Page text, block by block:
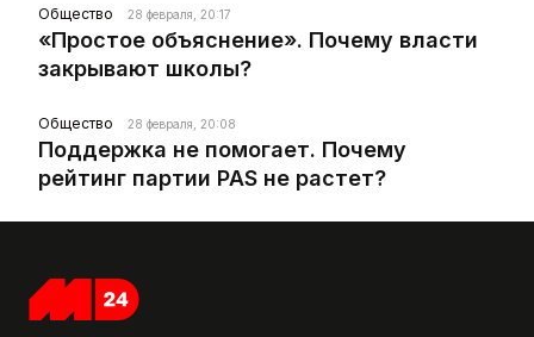
Общество 28 февраля, 20:17
«Простое объяснение». Почему власти
закрывают школы?
Общество 28 февраля, 20:08
Поддержка не помогает. Почему
рейтинг партии PAS не растет?